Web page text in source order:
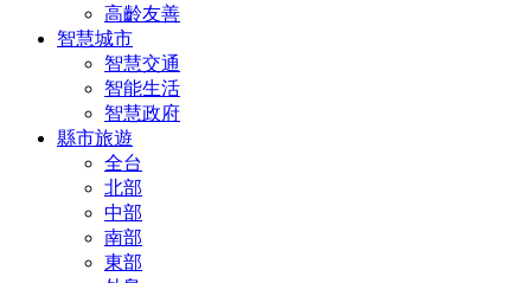
高齡友善
智慧城市
智慧交通
智能生活
智慧政府
縣市旅遊
全台
北部
中部
南部
東部